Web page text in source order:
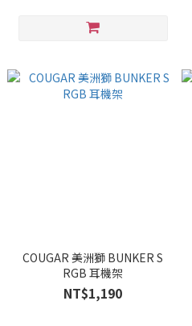
COUGAR 美洲獅 BUNKER S
RGB 耳機架
NT$1,190